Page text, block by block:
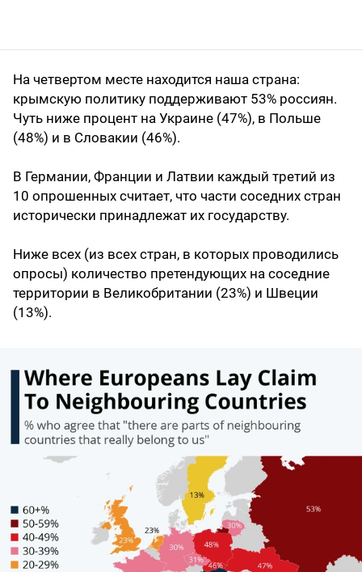
На четвертом месте находится наша страна:
крымскую политику поддерживают 53% россиян.
Чуть ниже процент на Украине (47%), в Польше
(48%) и в Словакии (46%).
В Германии, Франции и Латвии каждый третий из
10 опрошенных считает, что части соседних стран
исторически принадлежат их государству.
Ниже всех (из всех стран, в которых проводились
опросы) количество претендующих на соседние
территории в Великобритании (23%) и Швеции
(13%).